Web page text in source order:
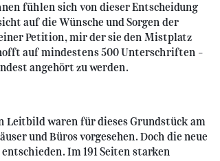
fühlen sich von dieser Entscheidung
auf die Wünsche und Sorgen der
Petition, mir der sie den Mistplatz
auf mindestens 500 Unterschriften –
angehört zu werden.
Leitbild waren für dieses Grundstück am
und Büros vorgesehen. Doch die neue
Im 191 Seiten starken